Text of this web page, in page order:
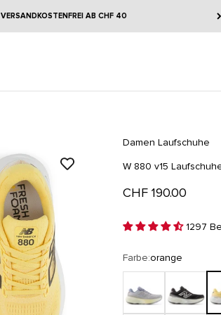
VERSANDKOSTENFREI AB CHF 40
Damen Laufschuhe
W 880 v15
Angebot
CHF 190.00
1297
Farbe:orange